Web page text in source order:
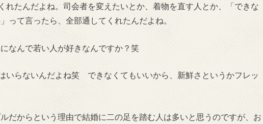
れたんだよね。司会者を変えたいとか、着物を直す人とか、「できな
って言ったら、全部通してくれたんだよね。
なんで若い人が好きなんですか？笑
いらないんだよね笑 できなくてもいいから、新鮮さというかフレッ
だからという理由で結婚に二の足を踏む人は多いと思うのですが、お